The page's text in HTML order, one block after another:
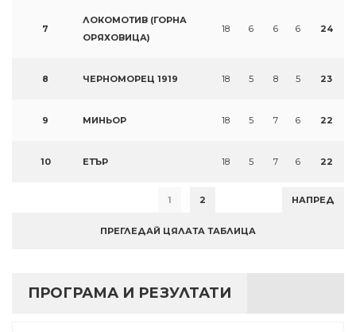
7
ЛОКОМОТИВ (ГОРНА
ОРЯХОВИЦА)
18 6 6 6 24
8 ЧЕРНОМОРЕЦ 1919 18 5 8 5 23
9 МИНЬОР 18 5 7 6 22
10 ЕТЪР 18 5 7 6 22
1 2 НАПРЕД
ПРЕГЛЕДАЙ ЦЯЛАТА ТАБЛИЦА
ПРОГРАМА И РЕЗУЛТАТИ